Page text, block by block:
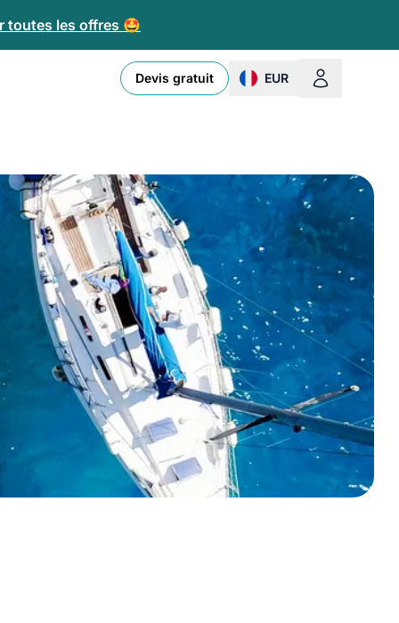
toutes les offres 🤩
Devis gratuit EUR
change currency or